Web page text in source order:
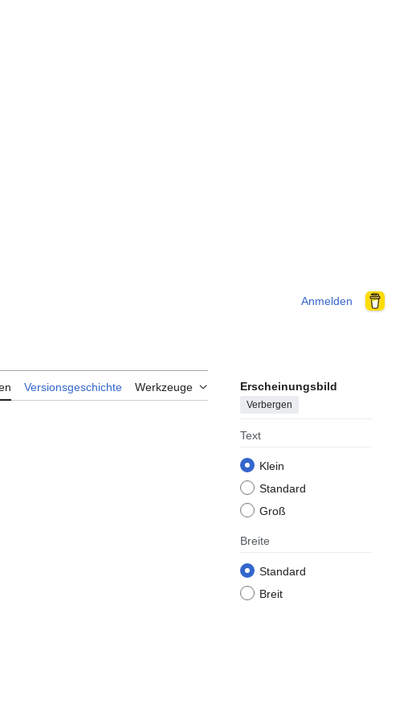
Anmelden
Versionsgeschichte Werkzeuge Erscheinungsbild
Verbergen
Text
Klein
Standard
Groß
Breite
Standard
Breit